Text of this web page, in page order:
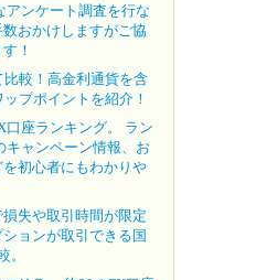
アンケート調査を行な
おかけしますがご協
！
較！高金利通貨を含
プポイントを紹介！
口座ランキング。 ラン
キャンペーン情報、お
初心者にもわかりや
失や取引時間が限定
ョンが取引できる国
。